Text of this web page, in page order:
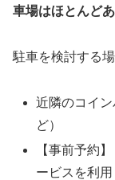
車場はほとんど
駐車を検討する
近隣のコイ
ど）
【事前予約
ービスを利